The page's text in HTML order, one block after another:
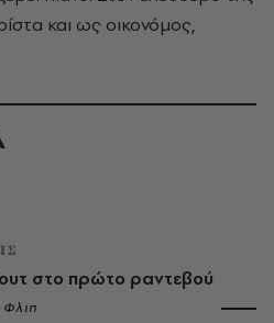
και ως οικονόμος,
στο πρώτο ραντεβού